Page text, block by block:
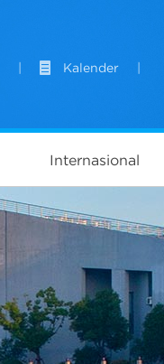
Kalender
Internasional